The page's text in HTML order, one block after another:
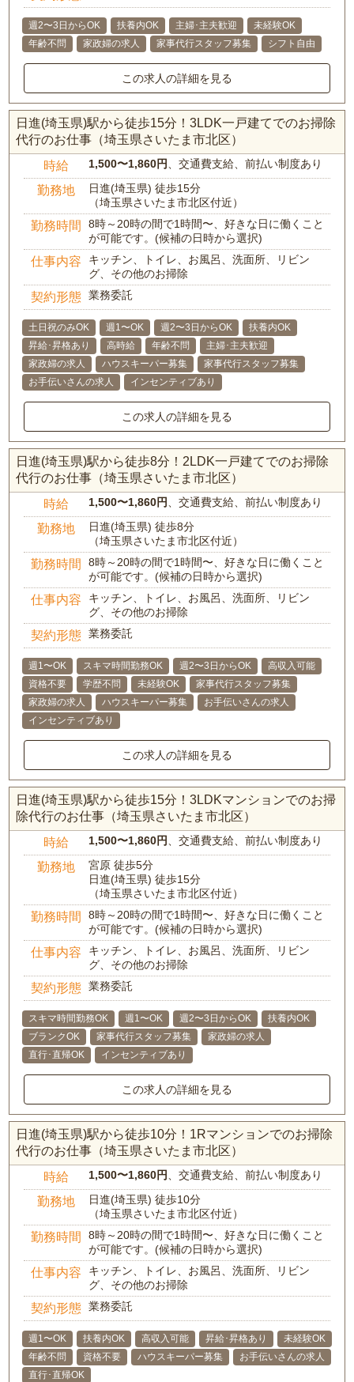
週2〜3日からOK 扶養内OK 主婦･主夫歓迎
未経験OK
年齢不問
家政婦の求人 家事代行スタッフ募集 シフト自由
この求人の詳細を見る
日進(埼玉県)駅から徒歩15分！3LDK一戸建てでのお掃除
代行のお仕事（埼玉県さいたま市北区）
時給 1,500〜1,860円、交通費支給、前払い制度あり
勤務地
日進(埼玉県) 徒歩15分
（埼玉県さいたま市北区付近）
勤務時間
8時～20時の間で1時間〜、好きな日に働くこと
が可能です。(候補の日時から選択)
仕事内容
キッチン、トイレ、お風呂、洗面所、リビン
グ、その他のお掃除
契約形態 業務委託
土日祝のみOK 週1〜OK 週2〜3日からOK
扶養内OK
昇給･昇格あり
高時給 年齢不問
主婦･主夫歓迎
家政婦の求人
ハウスキーパー募集
家事代行スタッフ募集
お手伝いさんの求人
インセンティブあり
この求人の詳細を見る
日進(埼玉県)駅から徒歩8分！2LDK一戸建てでのお掃除
代行のお仕事（埼玉県さいたま市北区）
時給 1,500〜1,860円、交通費支給、前払い制度あり
勤務地
日進(埼玉県) 徒歩8分
（埼玉県さいたま市北区付近）
勤務時間
8時～20時の間で1時間〜、好きな日に働くこと
が可能です。(候補の日時から選択)
仕事内容
キッチン、トイレ、お風呂、洗面所、リビン
グ、その他のお掃除
契約形態 業務委託
週1〜OK スキマ時間勤務OK 週2〜3日からOK
高収入可能
資格不要
学歴不問 未経験OK
家事代行スタッフ募集
家政婦の求人
ハウスキーパー募集
お手伝いさんの求人
インセンティブあり
この求人の詳細を見る
日進(埼玉県)駅から徒歩15分！3LDKマンションでのお掃
除代行のお仕事（埼玉県さいたま市北区）
時給 1,500〜1,860円、交通費支給、前払い制度あり
勤務地
宮原 徒歩5分
日進(埼玉県) 徒歩15分
（埼玉県さいたま市北区付近）
勤務時間
8時～20時の間で1時間〜、好きな日に働くこと
が可能です。(候補の日時から選択)
仕事内容
キッチン、トイレ、お風呂、洗面所、リビン
グ、その他のお掃除
契約形態 業務委託
スキマ時間勤務OK 週1〜OK 週2〜3日からOK
扶養内OK
ブランクOK
家事代行スタッフ募集
家政婦の求人
直行･直帰OK
インセンティブあり
この求人の詳細を見る
日進(埼玉県)駅から徒歩10分！1Rマンションでのお掃除
代行のお仕事（埼玉県さいたま市北区）
時給 1,500〜1,860円、交通費支給、前払い制度あり
勤務地
日進(埼玉県) 徒歩10分
（埼玉県さいたま市北区付近）
勤務時間
8時～20時の間で1時間〜、好きな日に働くこと
が可能です。(候補の日時から選択)
仕事内容
キッチン、トイレ、お風呂、洗面所、リビン
グ、その他のお掃除
契約形態 業務委託
週1〜OK 扶養内OK 高収入可能 昇給･昇格あり
未経験OK
年齢不問
資格不要 ハウスキーパー募集
お手伝いさんの求人
直行･直帰OK